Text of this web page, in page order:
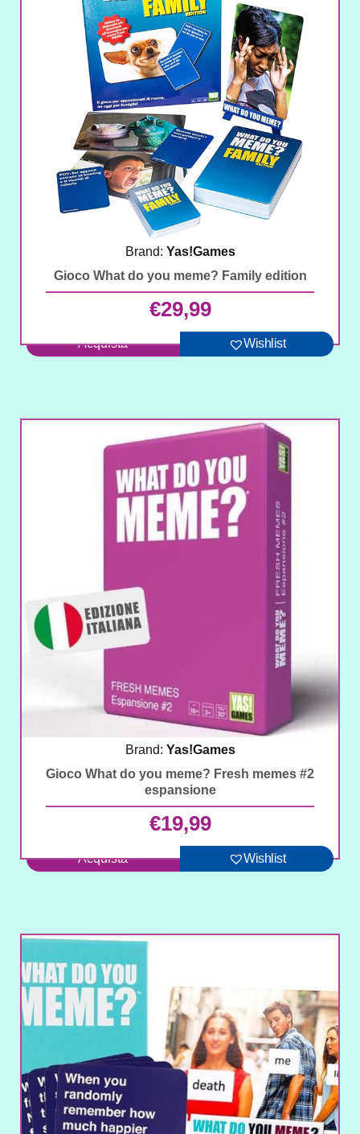
Brand: Yas!Games
Gioco What do you meme? Family edition
€29,99
Acquista Wishlist
Brand: Yas!Games
Gioco What do you meme? Fresh memes #2
espansione
€19,99
Acquista Wishlist